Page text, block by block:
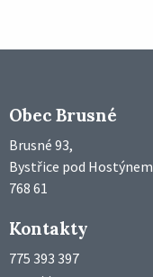
Obec Brusné
Brusné 93,
Bystřice pod Hostýnem
768 61
Kontakty
775 393 397